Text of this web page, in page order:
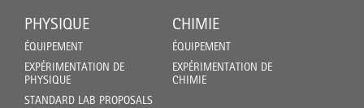
PHYSIQUE
ÉQUIPEMENT
EXPÉRIMENTATION DE
PHYSIQUE
STANDARD LAB PROPOSALS
CHIMIE
ÉQUIPEMENT
EXPÉRIMENTATION DE
CHIMIE